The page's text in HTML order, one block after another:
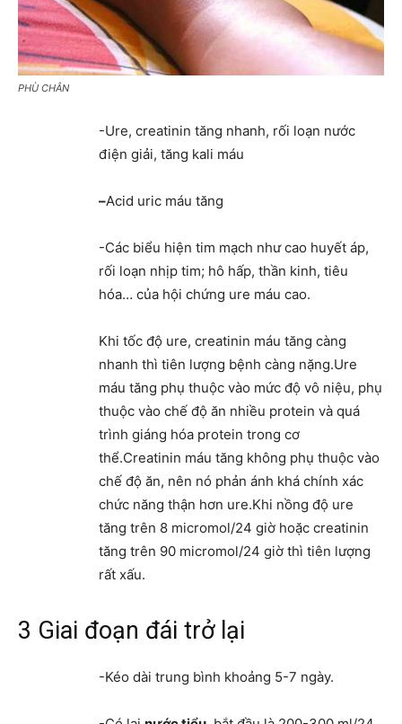
PHÙ CHÂN
-Ure, creatinin tăng nhanh, rối loạn nước
điện giải, tăng kali máu
–Acid uric máu tăng
-Các biểu hiện tim mạch như cao huyết áp,
rối loạn nhịp tim; hô hấp, thần kinh, tiêu
hóa… của hội chứng ure máu cao.
Khi tốc độ ure, creatinin máu tăng càng
nhanh thì tiên lượng bệnh càng nặng.Ure
máu tăng phụ thuộc vào mức độ vô niệu, phụ
thuộc vào chế độ ăn nhiều protein và quá
trình giáng hóa protein trong cơ
thể.Creatinin máu tăng không phụ thuộc vào
chế độ ăn, nên nó phản ánh khá chính xác
chức năng thận hơn ure.Khi nồng độ ure
tăng trên 8 micromol/24 giờ hoặc creatinin
tăng trên 90 micromol/24 giờ thì tiên lượng
rất xấu.
3 Giai đoạn đái trở lại
-Kéo dài trung bình khoảng 5-7 ngày.